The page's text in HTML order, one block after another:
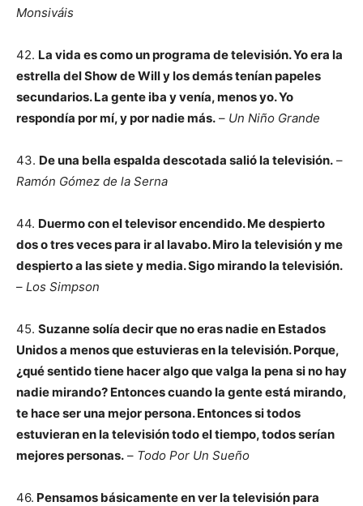
Monsiváis
42. La vida es como un programa de televisión. Yo era la
estrella del Show de Will y los demás tenían papeles
secundarios. La gente iba y venía, menos yo. Yo
respondía por mí, y por nadie más. – Un Niño Grande
43. De una bella espalda descotada salió la televisión. –
Ramón Gómez de la Serna
44. Duermo con el televisor encendido. Me despierto
dos o tres veces para ir al lavabo. Miro la televisión y me
despierto a las siete y media. Sigo mirando la televisión.
– Los Simpson
45. Suzanne solía decir que no eras nadie en Estados
Unidos a menos que estuvieras en la televisión. Porque,
¿qué sentido tiene hacer algo que valga la pena si no hay
nadie mirando? Entonces cuando la gente está mirando,
te hace ser una mejor persona. Entonces si todos
estuvieran en la televisión todo el tiempo, todos serían
mejores personas. – Todo Por Un Sueño
46. Pensamos básicamente en ver la televisión para